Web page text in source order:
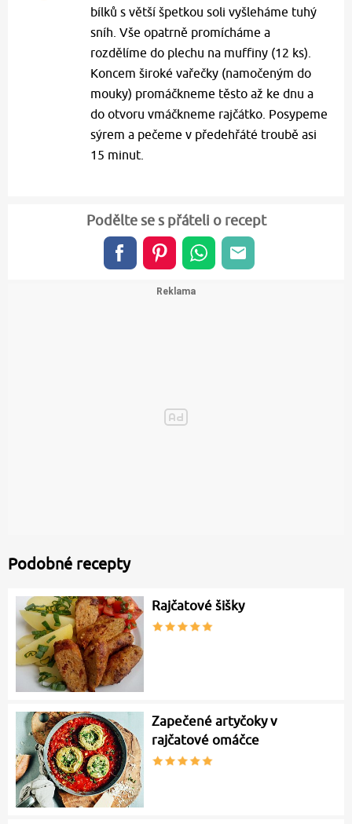
bílků s větší špetkou soli vyšleháme tuhý
sníh. Vše opatrně promícháme a
rozdělíme do plechu na muffiny (12 ks).
Koncem široké vařečky (namočeným do
mouky) promáčkneme těsto až ke dnu a
do otvoru vmáčkneme rajčátko. Posypeme
sýrem a pečeme v předehřáté troubě asi
15 minut.
Podělte se s přáteli o recept
Podobné recepty
Rajčatové šišky
Zapečené artyčoky v
rajčatové omáčce